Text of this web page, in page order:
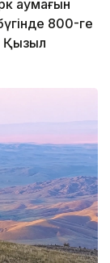
аумағын
800-ге
Қызыл